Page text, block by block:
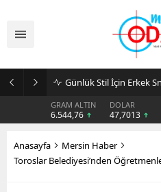
Günlük Stil İçin Erkek
GRAM ALTIN
6.544,76
DOLAR
47,7013
Anasayfa
Mersin Haber
Toroslar Belediyesi’nden